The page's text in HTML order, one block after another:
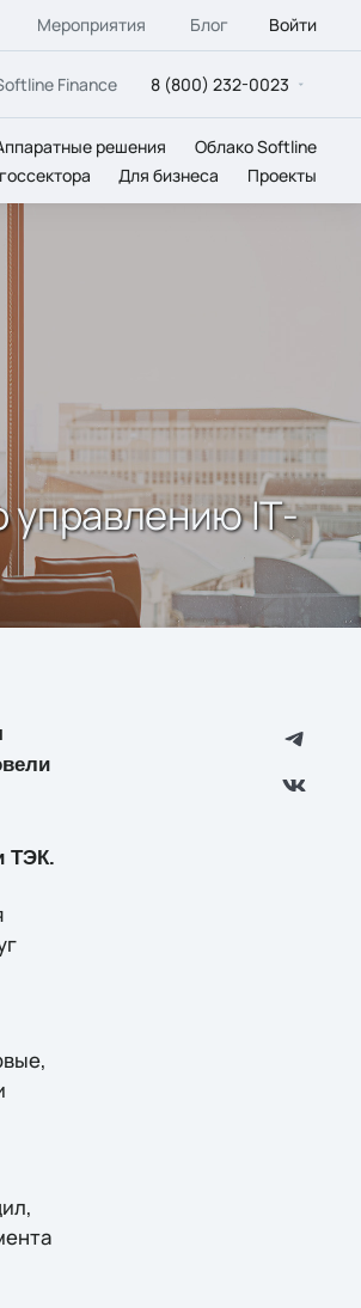
Мероприятия Блог Войти
Finance 8 (800) 232-0023
решения
Облако Softline
Для бизнеса Проекты
управлению IТ-
ТЭК.